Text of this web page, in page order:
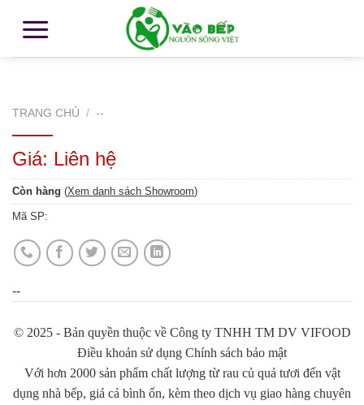
TRANG CHỦ / --
Giá: Liên hệ
Còn hàng (Xem danh sách Showroom)
Mã SP:
--
© 2025 - Bản quyền thuộc về Công ty TNHH TM DV VIFOOD
Điều khoản sử dụng Chính sách bảo mật
Với hơn 2000 sản phẩm chất lượng từ rau củ quả tươi đến vật
dụng nhà bếp, giá cả bình ổn, kèm theo dịch vụ giao hàng chuyên